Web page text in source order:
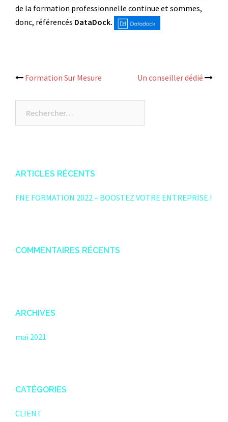
de la formation professionnelle continue et sommes,
donc, référencés DataDock.
Post
navigation
Formation Sur Mesure Un conseiller dédié
ARTICLES RÉCENTS
FNE FORMATION 2022 – BOOSTEZ VOTRE ENTREPRISE !
COMMENTAIRES RÉCENTS
ARCHIVES
mai 2021
CATÉGORIES
CLIENT